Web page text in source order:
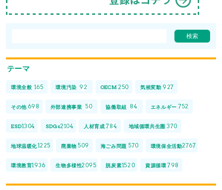
テーマ
環境全般 165 環境汚染 92 OECM 250 気候変動 927
その他 698 外部連携事業 50 協働取組 84 エネルギー 752
ESD1304 SDGs2104 人材育成 784 地域循環共生圏 370
地球温暖化1225 廃棄物 509 海ごみ問題 570 環境保全活動2767
環境教育1936 生物多様性2095 脱炭素1520 資源循環 798